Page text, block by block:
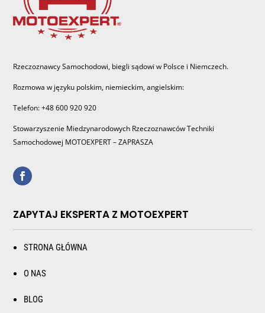
Rzeczoznawcy Samochodowi, biegli sądowi w Polsce i Niemczech.
Rozmowa w języku polskim, niemieckim, angielskim:
Telefon: +48 600 920 920
Stowarzyszenie Miedzynarodowych Rzeczoznawców Techniki
Samochodowej MOTOEXPERT – ZAPRASZA
ZAPYTAJ EKSPERTA Z MOTOEXPERT
STRONA GŁÓWNA
O NAS
BLOG